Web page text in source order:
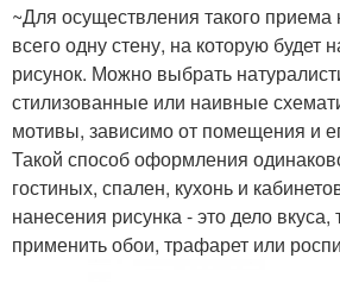
~Для осуществления такого
всего одну стену, на которую будет
рисунок. Можно выбрать
стилизованные или наивные
мотивы, зависимо от помещения и
Такой способ оформления
гостиных, спален, кухонь и
нанесения рисунка - это дело
применить обои, трафарет или